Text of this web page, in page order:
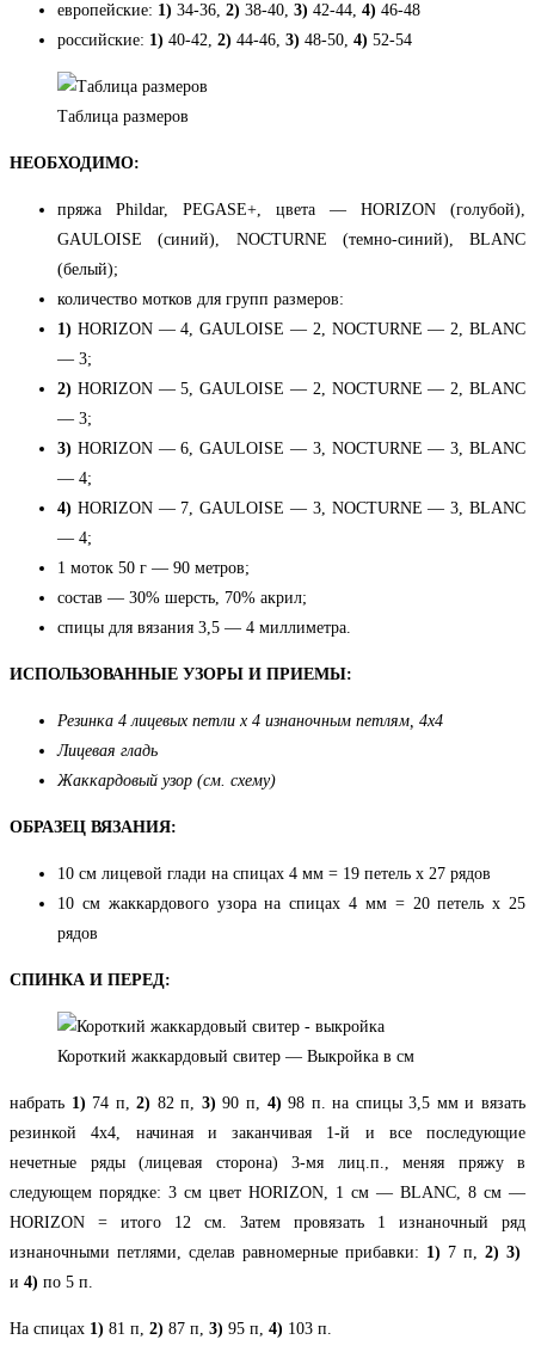
европейские: 1) 34-36, 2) 38-40, 3) 42-44, 4) 46-48
российские: 1) 40-42, 2) 44-46, 3) 48-50, 4) 52-54
Таблица размеров
НЕОБХОДИМО:
пряжа Phildar, PEGASE+, цвета — HORIZON (голубой),
GAULOISE (синий), NOCTURNE (темно-синий), BLANC
(белый);
количество мотков для групп размеров:
1) HORIZON — 4, GAULOISE — 2, NOCTURNE — 2, BLANC
— 3;
2) HORIZON — 5, GAULOISE — 2, NOCTURNE — 2, BLANC
— 3;
3) HORIZON — 6, GAULOISE — 3, NOCTURNE — 3, BLANC
— 4;
4) HORIZON — 7, GAULOISE — 3, NOCTURNE — 3, BLANC
— 4;
1 моток 50 г — 90 метров;
состав — 30% шерсть, 70% акрил;
спицы для вязания 3,5 — 4 миллиметра.
ИСПОЛЬЗОВАННЫЕ УЗОРЫ И ПРИЕМЫ:
Резинка 4 лицевых петли х 4 изнаночным петлям, 4х4
Лицевая гладь
Жаккардовый узор (см. схему)
ОБРАЗЕЦ ВЯЗАНИЯ:
10 см лицевой глади на спицах 4 мм = 19 петель х 27 рядов
10 см жаккардового узора на спицах 4 мм = 20 петель х 25
рядов
СПИНКА И ПЕРЕД:
Короткий жаккардовый свитер — Выкройка в см
набрать 1) 74 п,2) 82 п, 3) 90 п, 4) 98 п. на спицы 3,5 мм и вязать
резинкой 4х4, начиная и заканчивая 1-й и все последующие
нечетные ряды (лицевая сторона) 3-мя лиц.п., меняя пряжу в
следующем порядке: 3 см цвет HORIZON, 1 см — BLANC, 8 см —
HORIZON = итого 12 см. Затем провязать 1 изнаночный ряд
изнаночными петлями, сделав равномерные прибавки: 1) 7 п, 2) 3)
и 4) по 5 п.
На спицах 1) 81 п, 2) 87 п, 3) 95 п, 4) 103 п.